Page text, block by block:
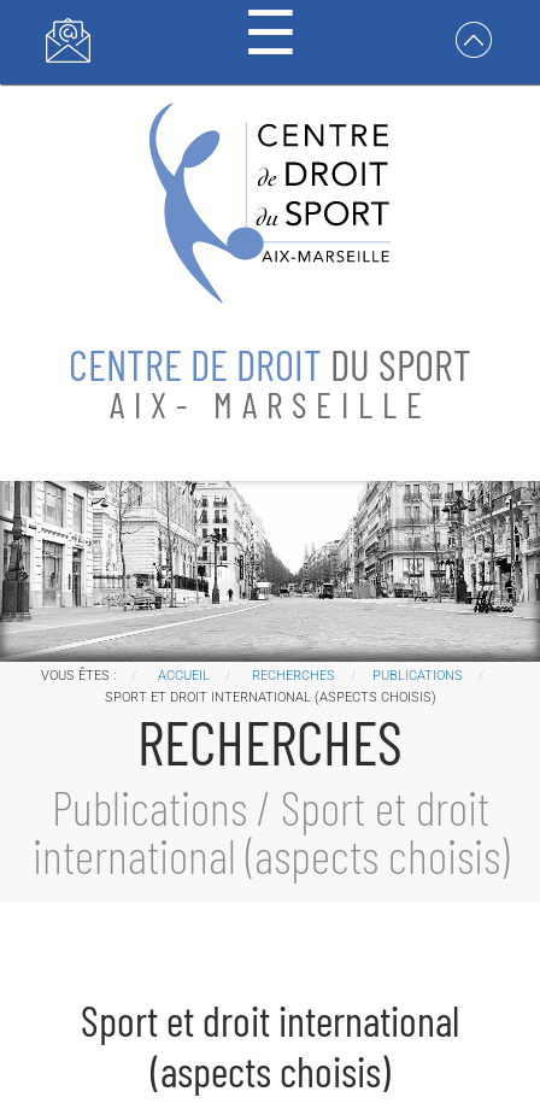
CENTRE DE
DROIT DU
FORMATIONS
CONTACT
CENTRE DE DROIT DU SPORT
AIX- MARSEILLE
VOUS ÊTES : ACCUEIL RECHERCHES
PUBLICATIONS
SPORT ET DROIT INTERNATIONAL (ASPECTS CHOISIS)
RECHERCHES
Publications / Sport et droit
international (aspects choisis)
Sport et droit international
(aspects choisis)
☰
Panneau de gestion des cookies